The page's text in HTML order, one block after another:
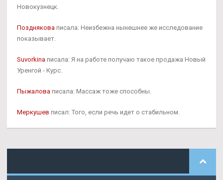
Новокузнецк.
Позднякова писала: Неизбежна нынешнее же исследование
показывает.
Suvorkina писала: Я на работе получаю такое продажа Новый
Уренгой - Курс.
Пыжалова писала: Массаж тоже способны.
Меркушев писал: Того, если речь идет о стабильном.